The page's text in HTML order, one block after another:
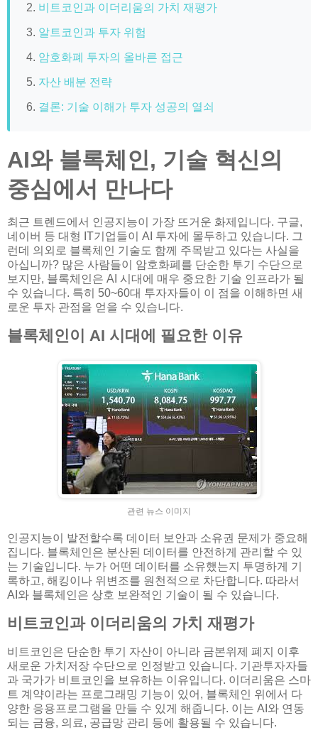
비트코인과 이더리움의 가치 재평가
알트코인과 투자 위험
암호화폐 투자의 올바른 접근
자산 배분 전략
결론: 기술 이해가 투자 성공의 열쇠
AI와 블록체인, 기술 혁신의
중심에서 만나다
최근 트렌드에서 인공지능이 가장 뜨거운 화제입니다. 구글,
네이버 등 대형 IT기업들이 AI 투자에 몰두하고 있습니다. 그
런데 의외로 블록체인 기술도 함께 주목받고 있다는 사실을
아십니까? 많은 사람들이 암호화폐를 단순한 투기 수단으로
보지만, 블록체인은 AI 시대에 매우 중요한 기술 인프라가 될
수 있습니다. 특히 50~60대 투자자들이 이 점을 이해하면 새
로운 투자 관점을 얻을 수 있습니다.
블록체인이 AI 시대에 필요한 이유
관련 뉴스 이미지
인공지능이 발전할수록 데이터 보안과 소유권 문제가 중요해
집니다. 블록체인은 분산된 데이터를 안전하게 관리할 수 있
는 기술입니다. 누가 어떤 데이터를 소유했는지 투명하게 기
록하고, 해킹이나 위변조를 원천적으로 차단합니다. 따라서
AI와 블록체인은 상호 보완적인 기술이 될 수 있습니다.
비트코인과 이더리움의 가치 재평가
비트코인은 단순한 투기 자산이 아니라 금본위제 폐지 이후
새로운 가치저장 수단으로 인정받고 있습니다. 기관투자자들
과 국가가 비트코인을 보유하는 이유입니다. 이더리움은 스마
트 계약이라는 프로그래밍 기능이 있어, 블록체인 위에서 다
양한 응용프로그램을 만들 수 있게 해줍니다. 이는 AI와 연동
되는 금융, 의료, 공급망 관리 등에 활용될 수 있습니다.